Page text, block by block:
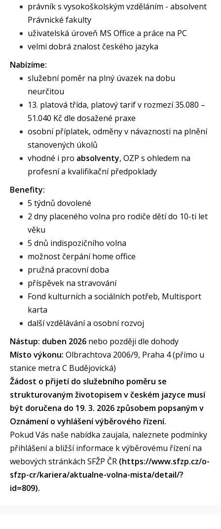
právník s vysokoškolským vzděláním - absolvent
Právnické fakulty
uživatelská úroveň MS Office a práce na PC
velmi dobrá znalost českého jazyka
Nabízíme:
služební poměr na plný úvazek na dobu
neurčitou
13. platová třída, platový tarif v rozmezí 35.080 –
51.040 Kč dle dosažené praxe
osobní příplatek, odměny v návaznosti na plnění
stanovených úkolů
vhodné i pro absolventy, OZP s ohledem na
profesní a kvalifikační předpoklady
Benefity:
5 týdnů dovolené
2 dny placeného volna pro rodiče dětí do 10-ti let
věku
5 dnů indispozičního volna
možnost čerpání home office
pružná pracovní doba
příspěvek na stravování
Fond kulturních a sociálních potřeb, Multisport
karta
další vzdělávání a osobní rozvoj
Nástup: duben 2026 nebo později dle dohody
Místo výkonu: Olbrachtova 2006/9, Praha 4 (přímo u
stanice metra C Budějovická)
Žádost o přijetí do služebního poměru se
strukturovaným životopisem v českém jazyce musí
být doručena do 19. 3. 2026 způsobem popsaným v
Oznámení o vyhlášení výběrového řízení.
Pokud Vás naše nabídka zaujala, naleznete podmínky
přihlášení a bližší informace k výběrovému řízení na
webových stránkách SFŽP ČR (https://www.sfzp.cz/o-
sfzp-cr/kariera/aktualne-volna-mista/detail/?
id=809).